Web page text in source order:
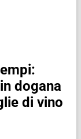
dogana
di vino